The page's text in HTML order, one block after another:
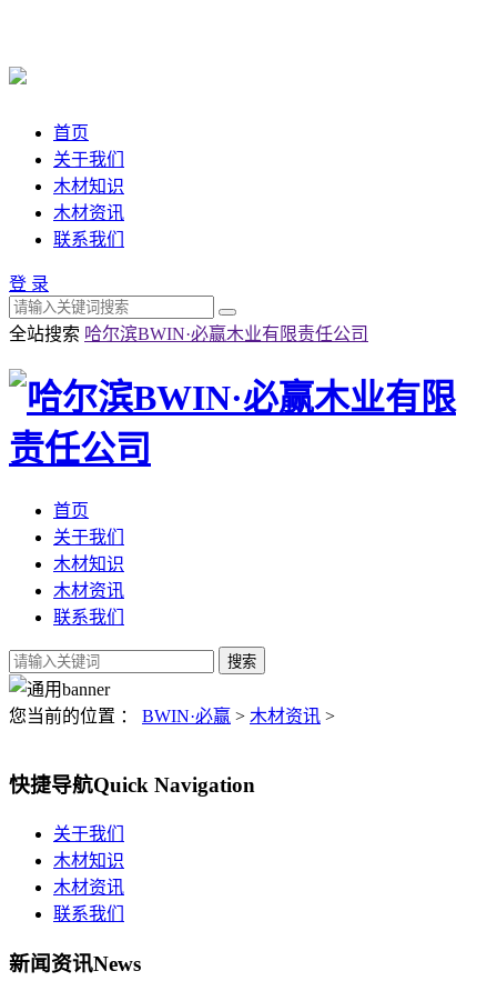
首页
关于我们
木材知识
木材资讯
联系我们
登 录
全站搜索 哈尔滨BWIN·必赢木业有限责任公司
首页
关于我们
木材知识
木材资讯
联系我们
您当前的位置 ： BWIN·必赢 > 木材资讯 >
快捷导航Quick Navigation
关于我们
木材知识
木材资讯
联系我们
新闻资讯News